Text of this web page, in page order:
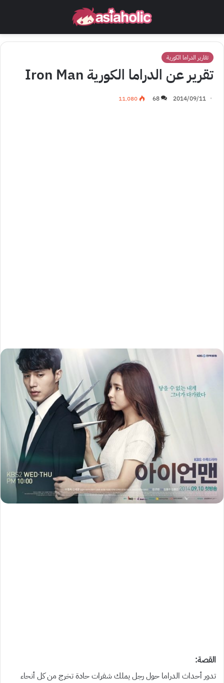
تقارير الدراما الكورية
تقرير عن الدراما الكورية Iron Man
2014/09/11
68 11٬080
القصة:
تدور أحداث الدراما حول رجل يملك شفرات حادة تخرج من كل أنحاء